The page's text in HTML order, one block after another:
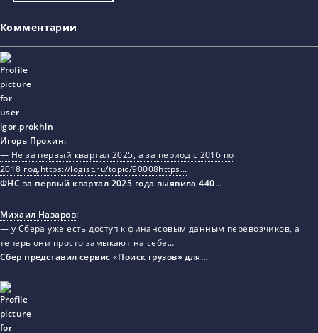
Комментарии
Игорь Прохин:
— Не за первый квартал 2025, а за период с 2016 по
2018 год.https://logist.ru/topic/90008https…
ФНС за первый квартал 2025 года выявила 440…
Михаил Назаров:
— у Сбера уже есть доступ к финансовым данным перевозчиков, а
теперь они просто замыкают на себе…
Сбер представил сервис «Поиск грузов» для…